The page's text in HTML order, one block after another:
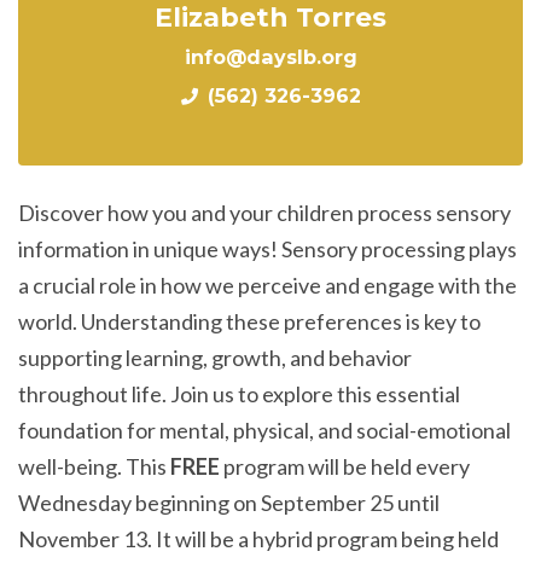
Elizabeth Torres
info@dayslb.org
(562) 326-3962
Discover how you and your children process sensory
information in unique ways! Sensory processing plays
a crucial role in how we perceive and engage with the
world. Understanding these preferences is key to
supporting learning, growth, and behavior
throughout life. Join us to explore this essential
foundation for mental, physical, and social-emotional
well-being. This FREE program will be held every
Wednesday beginning on September 25 until
November 13. It will be a hybrid program being held